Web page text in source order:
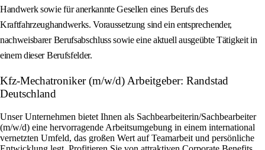
Handwerk sowie für anerkannte Gesellen eines Berufs des
Kraftfahrzeughandwerks. Voraussetzung sind ein entsprechender,
nachweisbarer Berufsabschluss sowie eine aktuell ausgeübte Tätigkeit in
einem dieser Berufsfelder.
Kfz-Mechatroniker (m/w/d) Arbeitgeber: Randstad
Deutschland
Unser Unternehmen bietet Ihnen als Sachbearbeiterin/Sachbearbeiter
(m/w/d) eine hervorragende Arbeitsumgebung in einem international
vernetzten Umfeld, das großen Wert auf Teamarbeit und persönliche